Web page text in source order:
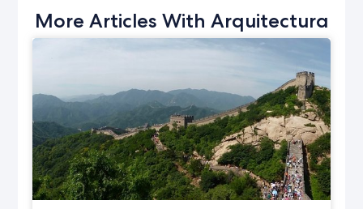
More Articles With Arquitectura